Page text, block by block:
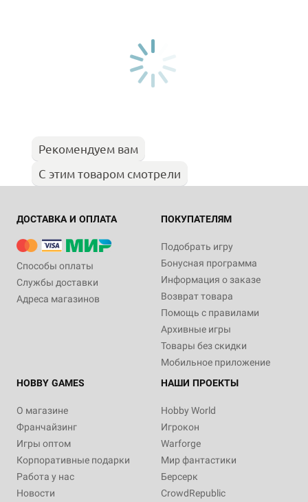
Рекомендуем вам
С этим товаром смотрели
ДОСТАВКА И ОПЛАТА
Способы оплаты
Службы доставки
Адреса магазинов
ПОКУПАТЕЛЯМ
Подобрать игру
Бонусная программа
Информация о заказе
Возврат товара
Помощь с правилами
Архивные игры
Товары без скидки
Мобильное приложение
HOBBY GAMES
О магазине
Франчайзинг
Игры оптом
Корпоративные подарки
Работа у нас
Новости
НАШИ ПРОЕКТЫ
Hobby World
Игрокон
Warforge
Мир фантастики
Берсерк
CrowdRepublic